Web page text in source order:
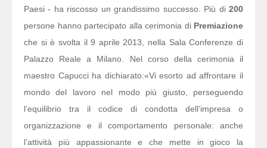
Paesi - ha riscosso un grandissimo successo. Più di 200
persone hanno partecipato alla cerimonia di Premiazione
che si è svolta il 9 aprile 2013, nella Sala Conferenze di
Palazzo Reale a Milano. Nel corso della cerimonia il
maestro Capucci ha dichiarato:«Vi esorto ad affrontare il
mondo del lavoro nel modo più giusto, perseguendo
l’equilibrio tra il codice di condotta dell’impresa o
organizzazione e il comportamento personale: anche
l’attività più appassionante e che mette in gioco la